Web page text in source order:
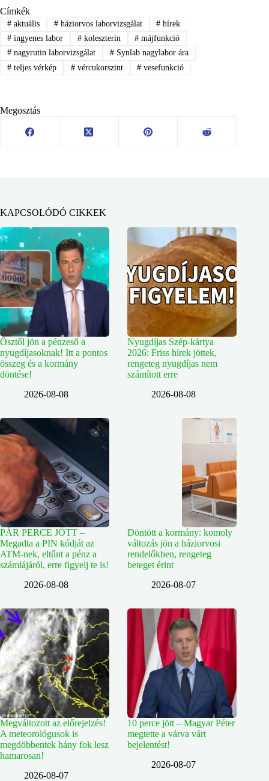
Címkék
#aktuális #háziorvos laborvizsgálat # hírek
#ingyenes labor #koleszterin # májfunkció
#nagyrutin laborvizsgálat #Synlab nagylabor ára
#teljes vérkép #vércukorszint # vesefunkció
Megosztás
KAPCSOLÓDÓ CIKKEK
Ősztől jön a pénzeső a
nyugdíjasoknak! Itt a pontos
összeg és a kormány
döntése!
2026-08-08
Nyugdíjas Szép-kártya
2026: Friss hírek jöttek,
rengeteg nyugdíjas nem
számított erre
2026-08-08
PÁR PERCE JÖTT –
Megadta a PIN kódját az
ATM-nek, eltűnt a pénz a
számlájáról, erre figyelj te is!
2026-08-08
Döntött a kormány: komoly
változás jön a háziorvosi
rendelőkben, rengeteg
beteget érint
2026-08-07
Megváltozott az előrejelzés!
A meteorológusok is
megdöbbentek hány fok lesz
hamarosan!
2026-08-07
10 perce jött – Magyar Péter
megtette a várva várt
bejelentést!
2026-08-07